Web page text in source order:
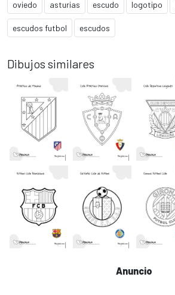
oviedo asturias escudo logotipo
escudos futbol escudos
Dibujos similares
Anuncio